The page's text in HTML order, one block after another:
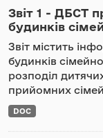
Звіт 1 - ДБСТ
будинків
Звіт містить
будинків
розподіл
прийомних
DOC